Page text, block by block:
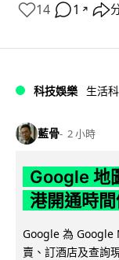
14 1 ↗
科技娛樂 生活
藍骨 2 小時
Google 地
港開通時
Google 為 Google
賣、訂酒店及查詢